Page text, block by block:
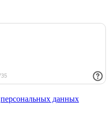
персональных данных